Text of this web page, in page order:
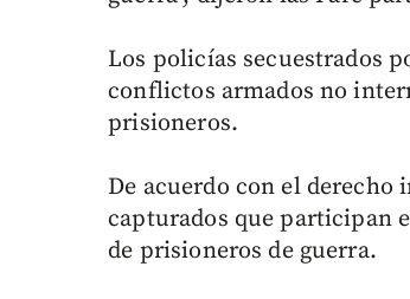
Los policías secuestrados
conflictos armados no
prisioneros.
De acuerdo con el
capturados que participan
de prisioneros de guerra.